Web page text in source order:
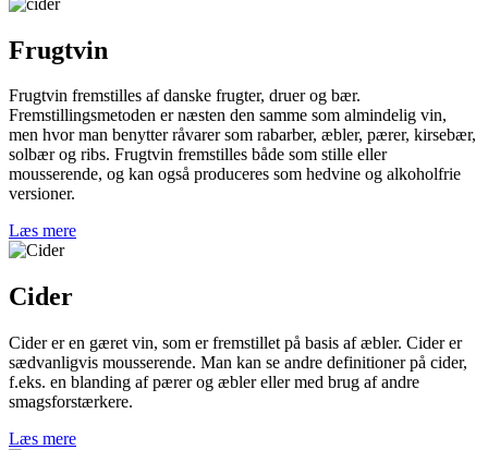
Frugtvin
Frugtvin fremstilles af danske frugter, druer og bær.
Fremstillingsmetoden er næsten den samme som almindelig vin,
men hvor man benytter råvarer som rabarber, æbler, pærer, kirsebær,
solbær og ribs. Frugtvin fremstilles både som stille eller
mousserende, og kan også produceres som hedvine og alkoholfrie
versioner.
Læs mere
Cider
Cider er en gæret vin, som er fremstillet på basis af æbler. Cider er
sædvanligvis mousserende. Man kan se andre definitioner på cider,
f.eks. en blanding af pærer og æbler eller med brug af andre
smagsforstærkere.
Læs mere